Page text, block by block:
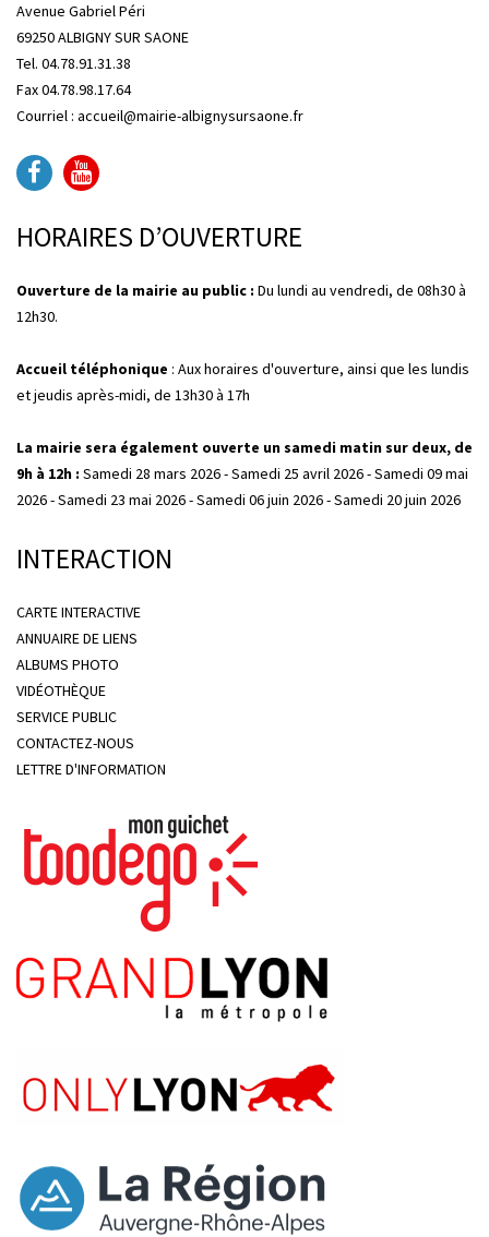
Avenue Gabriel Péri
69250 ALBIGNY SUR SAONE
Tel. 04.78.91.31.38
Fax 04.78.98.17.64
Courriel : accueil@mairie-albignysursaone.fr
HORAIRES D’OUVERTURE
Ouverture de la mairie au public : Du lundi au vendredi, de 08h30 à
12h30.
Accueil téléphonique : Aux horaires d'ouverture, ainsi que les lundis
et jeudis après-midi, de 13h30 à 17h
La mairie sera également ouverte un samedi matin sur deux, de
9h à 12h : Samedi 28 mars 2026 - Samedi 25 avril 2026 - Samedi 09 mai
2026 - Samedi 23 mai 2026 - Samedi 06 juin 2026 - Samedi 20 juin 2026
INTERACTION
CARTE INTERACTIVE
ANNUAIRE DE LIENS
ALBUMS PHOTO
VIDÉOTHÈQUE
SERVICE PUBLIC
CONTACTEZ-NOUS
LETTRE D'INFORMATION